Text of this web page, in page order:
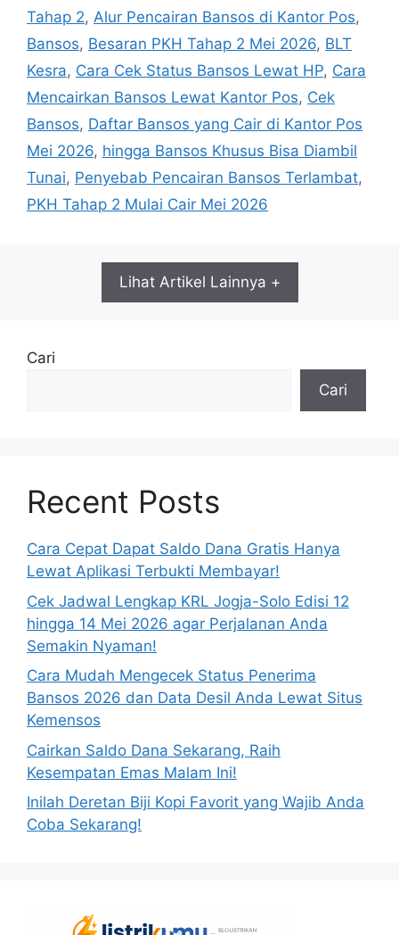
Tahap 2, Alur Pencairan Bansos di Kantor Pos,
Bansos, Besaran PKH Tahap 2 Mei 2026, BLT
Kesra, Cara Cek Status Bansos Lewat HP, Cara
Mencairkan Bansos Lewat Kantor Pos, Cek
Bansos, Daftar Bansos yang Cair di Kantor Pos
Mei 2026, hingga Bansos Khusus Bisa Diambil
Tunai, Penyebab Pencairan Bansos Terlambat,
PKH Tahap 2 Mulai Cair Mei 2026
Lihat Artikel Lainnya +
Cari
Cari
Recent Posts
Cara Cepat Dapat Saldo Dana Gratis Hanya
Lewat Aplikasi Terbukti Membayar!
Cek Jadwal Lengkap KRL Jogja-Solo Edisi 12
hingga 14 Mei 2026 agar Perjalanan Anda
Semakin Nyaman!
Cara Mudah Mengecek Status Penerima
Bansos 2026 dan Data Desil Anda Lewat Situs
Kemensos
Cairkan Saldo Dana Sekarang, Raih
Kesempatan Emas Malam Ini!
Inilah Deretan Biji Kopi Favorit yang Wajib Anda
Coba Sekarang!